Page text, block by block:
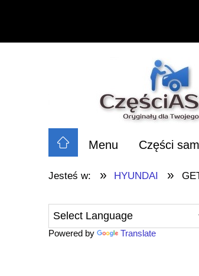
Menu Części
Jesteś w: » HYUNDAI »
Powered by Translate